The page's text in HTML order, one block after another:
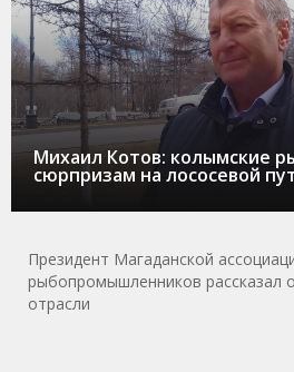
Михаил Котов: колымские
сюрпризам на лососевой
Президент Магаданской
рыбопромышленников рассказал
отрасли